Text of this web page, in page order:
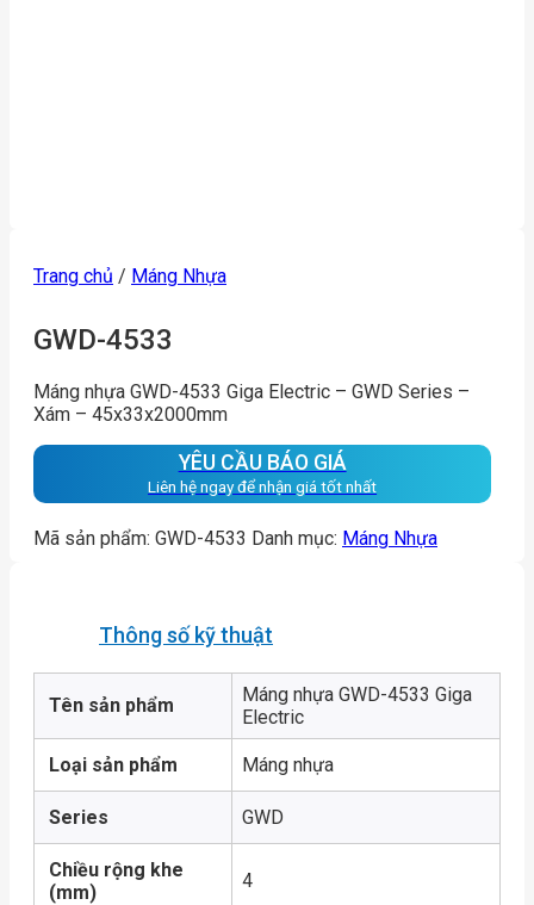
Trang chủ / Máng Nhựa
GWD-4533
Máng nhựa GWD-4533 Giga Electric – GWD Series –
Xám – 45x33x2000mm
YÊU CẦU BÁO GIÁ
Liên hệ ngay để nhận giá tốt nhất
Mã sản phẩm: GWD-4533 Danh mục: Máng Nhựa
Thông số kỹ thuật
Tên sản phẩm
Máng nhựa GWD-4533 Giga
Electric
Loại sản phẩm Máng nhựa
Series GWD
Chiều rộng khe
(mm)
4